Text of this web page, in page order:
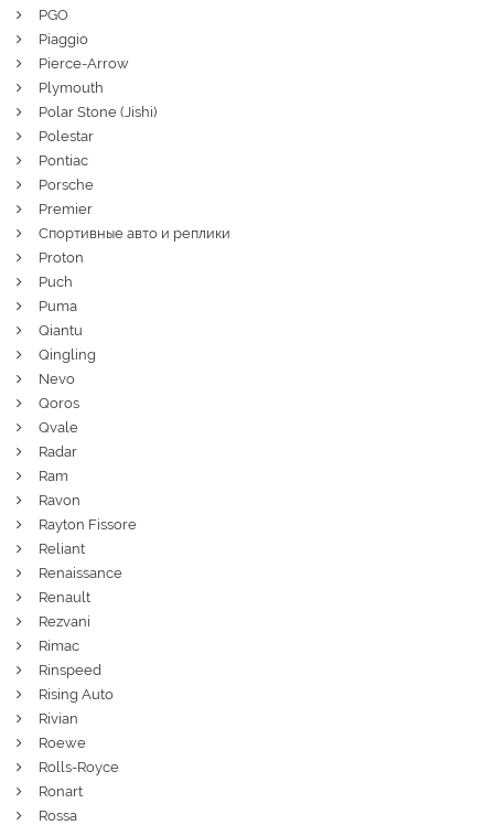
PGO
Piaggio
Pierce-Arrow
Plymouth
Polar Stone (Jishi)
Polestar
Pontiac
Porsche
Premier
Спортивные авто и реплики
Proton
Puch
Puma
Qiantu
Qingling
Nevo
Qoros
Qvale
Radar
Ram
Ravon
Rayton Fissore
Reliant
Renaissance
Renault
Rezvani
Rimac
Rinspeed
Rising Auto
Rivian
Roewe
Rolls-Royce
Ronart
Rossa